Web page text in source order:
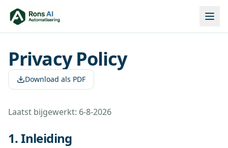
Privacy Policy
Download als PDF
Laatst bijgewerkt: 6-8-2026
1. Inleiding